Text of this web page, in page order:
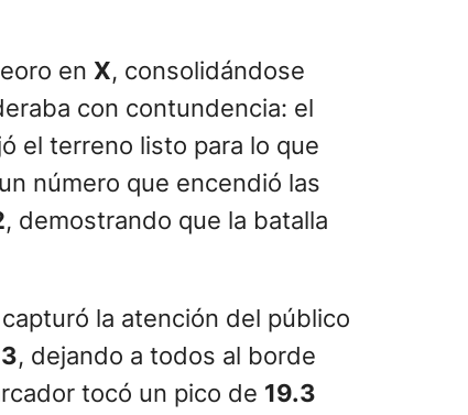
en X, consolidándose
con contundencia: el
el terreno listo para lo que
número que encendió las
, demostrando que la batalla
la atención del público
, dejando a todos al borde
tocó un pico de 19.3